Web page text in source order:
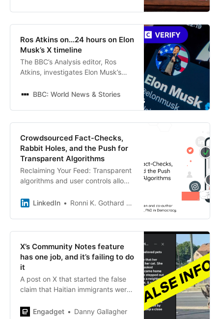
Ros Atkins on...24 hours on Elon
Musk’s X timeline
The BBC’s Analysis editor, Ros
Atkins, investigates Elon Musk’s
gangs - and looks at how one day
BBC: World News & Stories
Crowdsourced Fact-Checks,
Rabbit Holes, and the Push for
Transparent Algorithms
Reclaiming Your Feed: Transparent
algorithms and user controls allow
experience while encouraging
Written by Ronni K.
LinkedIn Ronni K. Gothard Christiansen
X’s Community Notes feature
has one job, and it’s failing to do
it
A post on X that started the false
claim that Haitian immigrants were
Ohio remain on Elon Musk’s
Engadget Danny Gallagher